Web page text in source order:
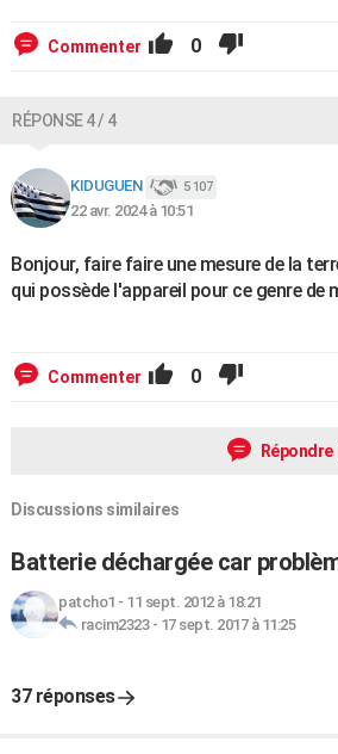
Commenter 0
RÉPONSE 4 / 4
KIDUGUEN 5 107
22 avr. 2024 à 10:51
Bonjour, faire faire une mesure de la
qui possède l'appareil pour ce genre de
Commenter 0
Répondre
Discussions similaires
Batterie déchargée car
patcho1 - 11 sept. 2012 à 18:21
racim2323- 17 sept. 2017 à 11:25
37 réponses